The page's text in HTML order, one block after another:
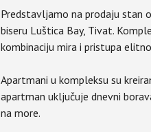
Predstavljamo na prodaju stan
biseru Luštica Bay, Tivat.
kombinaciju mira i pristupa
Apartmani u kompleksu su
apartman uključuje dnevni
na more.